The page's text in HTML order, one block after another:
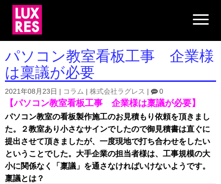
N
a
i
g
a
t
o
パソコン教室看板工事 企業様
は稟議が必要
2021年08月23日 コラム 株式会社ラグレス 0
【パソコン教室看板工事 企業様は稟議が必要】
パソコン教室の看板製作施工のお見積もり依頼を頂きまし
た。２教室あり小さなサインでしたので御見積書は直ぐに
提出させて頂きましたが、一度現地で打ち合わせをしたい
ということでした。大手企業の担当者様は、工事規模の大
小に関係なく「稟議」を通さなければいけないようです。
稟議とは？